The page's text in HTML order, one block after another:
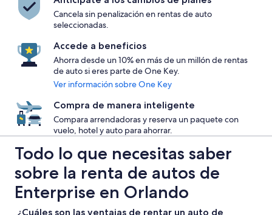
Cancela sin penalización en rentas de auto
seleccionadas.
Accede a beneficios
Ahorra desde un 10% en más de un millón de rentas
de auto si eres parte de One Key.
Ver información sobre One Key
Compra de manera inteligente
Compara arrendadoras y reserva un paquete con
vuelo, hotel y auto para ahorrar.
Todo lo que necesitas saber
sobre la renta de autos de
Enterprise en Orlando
¿Cuáles son las ventajas de rentar un auto de